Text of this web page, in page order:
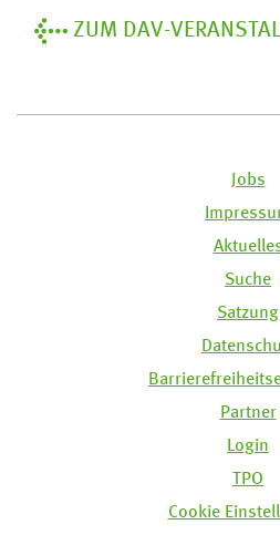
ZUM DAV-
Jobs
Suche
Satzung
Partner
Login
TPO
Cookie